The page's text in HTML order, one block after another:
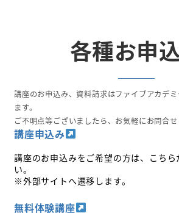
各種お申
講座のお申込み、資料請求はファイブアカデ
ます。
ご不明点等ございましたら、お気軽にお問合せ
講座申込み
講座のお申込みをご希望の方は、こちら
い。
※外部サイトへ遷移します。
無料体験講座